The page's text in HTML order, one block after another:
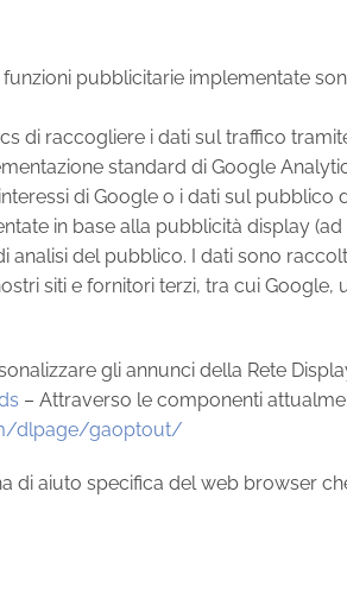
pubblicitarie implementate
di raccogliere i dati sul traffico
standard di Google
di Google o i dati sul pubblico
in base alla pubblicità display
analisi del pubblico. I dati sono
siti e fornitori terzi, tra cui Google,
gli annunci della Rete
– Attraverso le componenti
dlpage/gaoptout/
di aiuto specifica del web browser